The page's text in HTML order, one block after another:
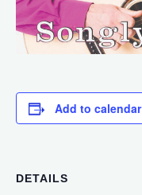
Add to calendar
DETAILS